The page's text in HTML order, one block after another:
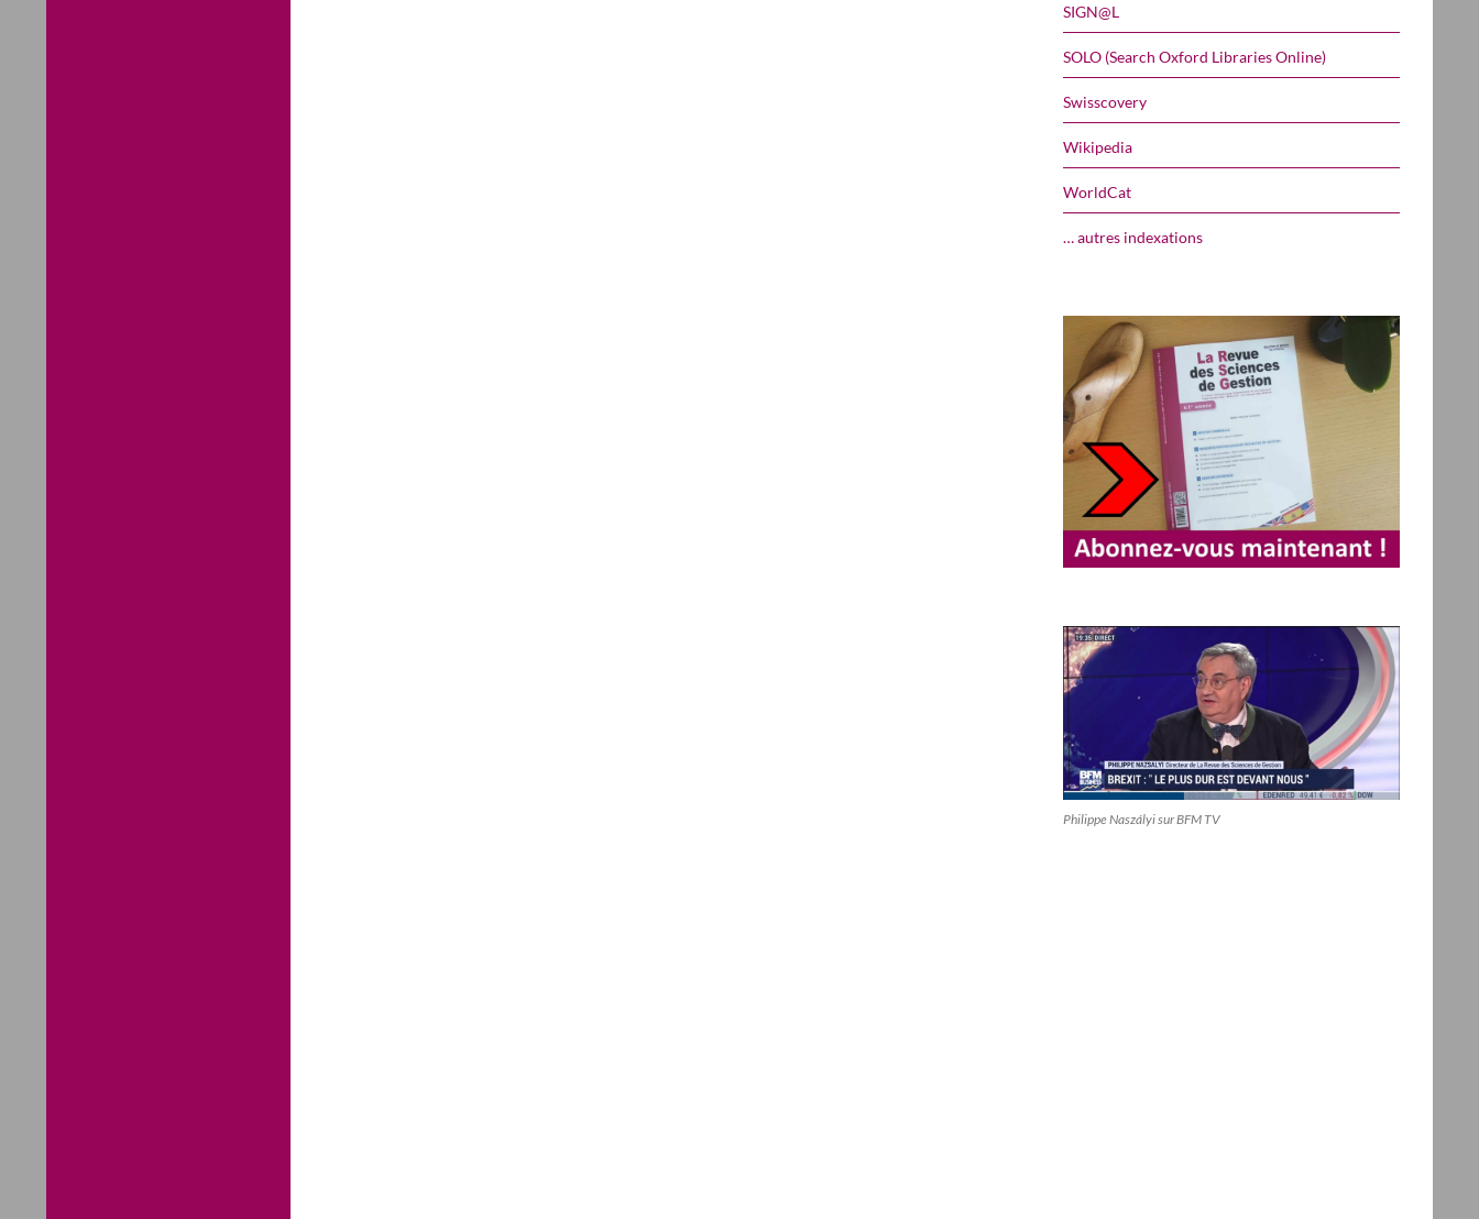
SIGN@L
SOLO (Search Oxford Libraries Online)
Swisscovery
Wikipedia
WorldCat
… autres indexations
Philippe Naszályi sur BFM TV